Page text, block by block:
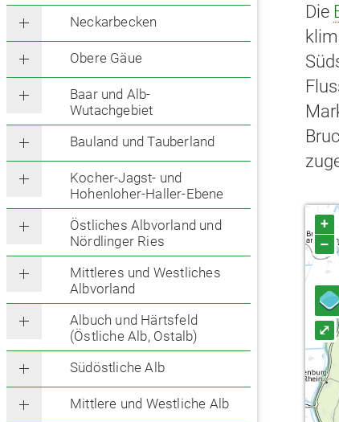
Neckarbecken
Obere Gäue
Baar und Alb-
Wutachgebiet
Bauland und Tauberland
Kocher-Jagst- und
Hohenloher-Haller-Ebene
Östliches Albvorland und
Nördlinger Ries
Mittleres und Westliches
Albvorland
Albuch und Härtsfeld
(Östliche Alb, Ostalb)
Südöstliche Alb
Mittlere und Westliche Alb
Die
+
–
⤢